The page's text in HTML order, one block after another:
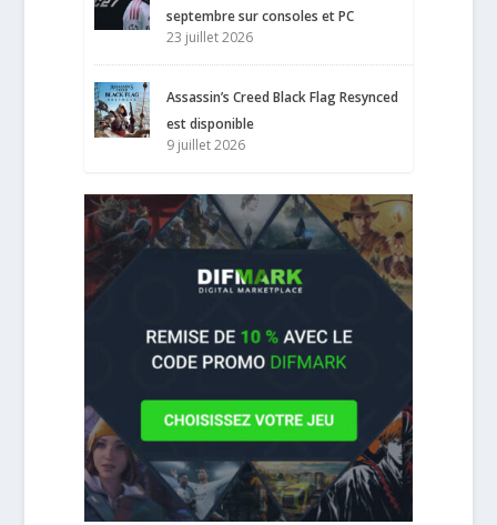
septembre sur consoles et PC
23 juillet 2026
Assassin’s Creed Black Flag Resynced
est disponible
9 juillet 2026